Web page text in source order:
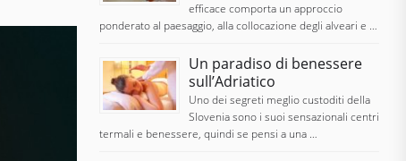
efficace comporta un approccio
ponderato al paesaggio, alla collocazione degli alveari e …
Un paradiso di benessere
sull’Adriatico
Uno dei segreti meglio custoditi della
Slovenia sono i suoi sensazionali centri
termali e benessere, quindi se pensi a una …